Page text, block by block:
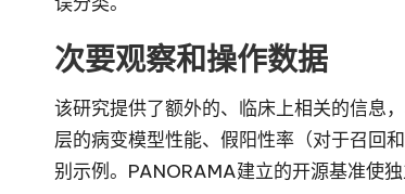
次要观察和操作数据
该研究提供了额外的、临床上相关的信息
层的病变模型性能、假阳性率（对于召回
别示例。PANORAMA建立的开源基准使